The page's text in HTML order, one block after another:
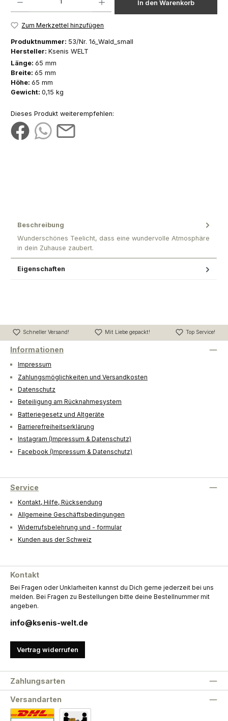
In den Warenkorb
Zum Merkzettel hinzufügen
Produktnummer: 53/Nr. 16_Wald_small
Hersteller: Ksenis WELT
Länge: 65 mm
Breite: 65 mm
Höhe: 65 mm
Gewicht: 0,15 kg
Dieses Produkt weiterempfehlen:
Beschreibung
Wunderschönes Teelicht, dass eine wundervolle Atmosphäre
in dein Zuhause zaubert.
Eigenschaften
Schneller Versand! Mit Liebe gepackt! Top Service!
Informationen
Impressum
Zahlungsmöglichkeiten und Versandkosten
Datenschutz
Beteiligung am Rücknahmesystem
Batteriegesetz und Altgeräte
Barrierefreiheitserklärung
Instagram (Impressum & Datenschutz)
Facebook (Impressum & Datenschutz)
Service
Kontakt, Hilfe, Rücksendung
Allgemeine Geschäftsbedingungen
Widerrufsbelehrung und - formular
Kunden aus der Schweiz
Kontakt
Bei Fragen oder Unklarheiten kannst du Dich gerne jederzeit bei uns
melden. Bei Fragen zu Bestellungen bitte deine Bestellnummer mit
angeben.
info@ksenis-welt.de
Vertrag widerrufen
Zahlungsarten
Versandarten